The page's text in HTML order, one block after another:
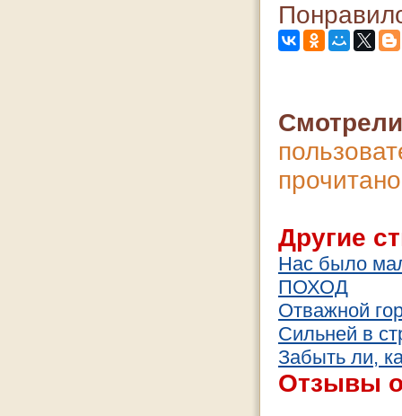
Другие
Нас было
ПОХОД
Отважной
Сильней в
Забыть ли,
Отзывы